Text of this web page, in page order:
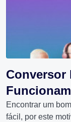
Conversor
Encontrar um
fácil, por este